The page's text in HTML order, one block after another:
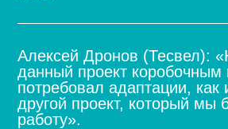
Алексей Дронов (Тесвел):
данный проект коробочным
потребовал адаптации, как
другой проект, который мы
работу».